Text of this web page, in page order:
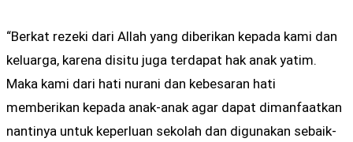
“Berkat rezeki dari Allah yang diberikan kepada kami dan
keluarga, karena disitu juga terdapat hak anak yatim.
Maka kami dari hati nurani dan kebesaran hati
memberikan kepada anak-anak agar dapat dimanfaatkan
nantinya untuk keperluan sekolah dan digunakan sebaik-